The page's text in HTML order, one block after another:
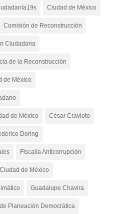
Ciudad de México
Comisión de Reconstrucción
Ciudadana
de la Reconstrucción
de México
de México César Cravioto
Doring
Fiscalía Anticorrupción
de México
Guadalupe Chavira
Planeación Democrática